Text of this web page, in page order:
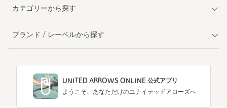
カテゴリーから探す
ブランド / レーベルから探す
UNITED ARROWS ONLINE 公式アプリ
ようこそ、あなただけのユナイテッドアローズへ